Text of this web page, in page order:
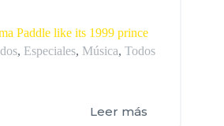
Paddle like its 1999 prince
, Especiales, Música, Todos
Leer más